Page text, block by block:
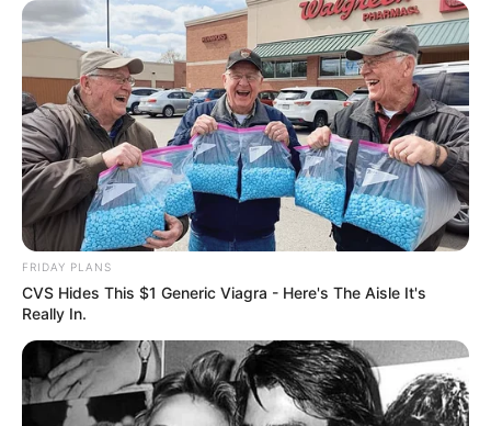
--ad5
🫀 Pesquisa internacional desafia prática médica de
décadas
O estudo acompanhou pacientes por quase quatro anos e não
encontrou redução significativa nas taxas de morte,novos
descoberta coloca em xeque um protocolo adotado há mais de 40
anos.
📉 Risco aumentado para mulheres preocupa
especialistas
FRIDAY PLANS
CVS Hides This $1 Generic Viagra - Here's The Aisle It's
Really In.